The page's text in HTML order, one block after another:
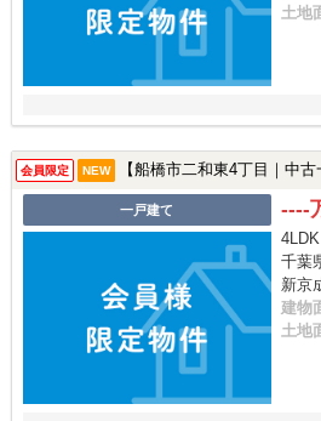
土地
会員限定 NEW 【船橋市二和東4丁目｜中古
一戸建て ----
千葉
新京
建物
土地